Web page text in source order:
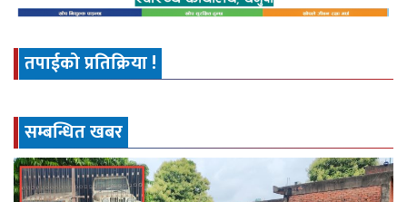
तपाईको प्रतिक्रिया !
सम्बन्धित खबर